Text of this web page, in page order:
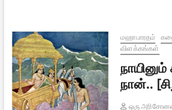
[அதர்வ
வேதம்]
மஹாபாரதம்
விளக்கங்கள்
நான்..
ஒரு